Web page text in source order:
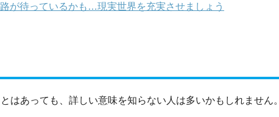
が待っているかも…現実世界を充実させましょう
はあっても、詳しい意味を知らない人は多いかもしれません。